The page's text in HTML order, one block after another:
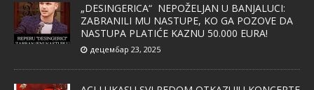
„DESINGERICA“ NEPOŽELJAN U BANJALUCI:
ZABRANILI MU NASTUPE, KO GA POZOVE DA
NASTUPA PLATIĆE KAZNU 50.000 EURA!
децембар 23, 2025